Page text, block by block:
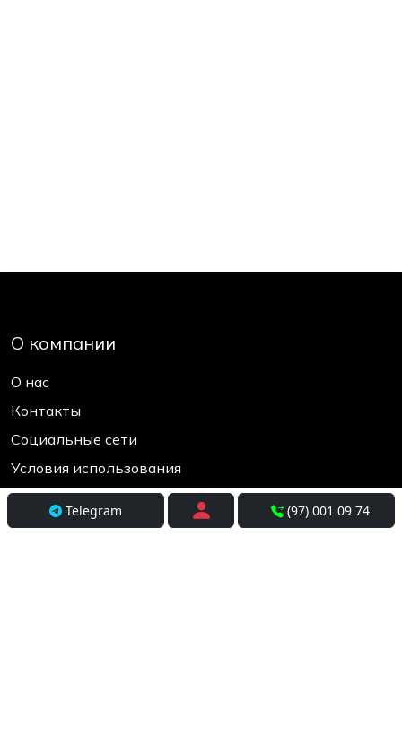
О компании
О нас
Контакты
Социальные сети
Условия использования
Покупателям
Telegram (97) 001 09 74